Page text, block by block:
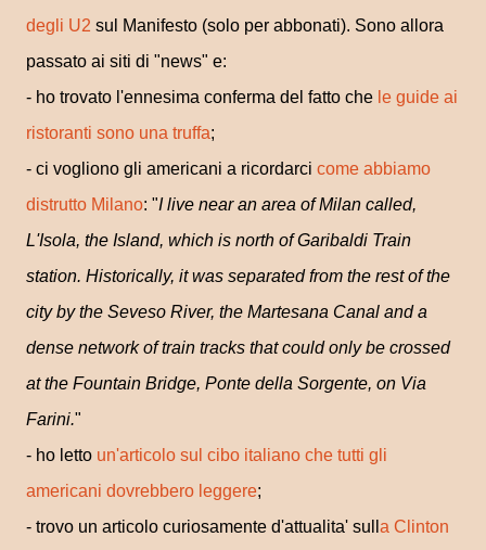
degli U2 sul Manifesto (solo per abbonati). Sono allora
passato ai siti di "news" e:
- ho trovato l'ennesima conferma del fatto che le guide ai
ristoranti sono una truffa;
- ci vogliono gli americani a ricordarci come abbiamo
distrutto Milano: "I live near an area of Milan called,
L'Isola, the Island, which is north of Garibaldi Train
station. Historically, it was separated from the rest of the
city by the Seveso River, the Martesana Canal and a
dense network of train tracks that could only be crossed
at the Fountain Bridge, Ponte della Sorgente, on Via
Farini."
- ho letto un'articolo sul cibo italiano che tutti gli
americani dovrebbero leggere;
- trovo un articolo curiosamente d'attualita' sull a Clinton